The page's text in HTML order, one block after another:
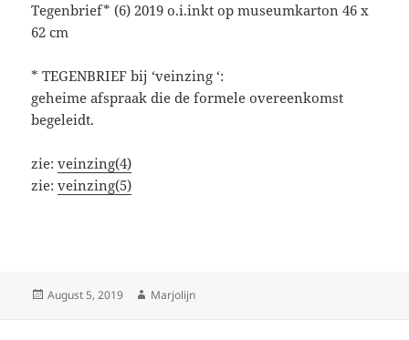
Tegenbrief* (6) 2019 o.i.inkt op museumkarton 46 x
62 cm
* TEGENBRIEF bij ‘veinzing ‘:
geheime afspraak die de formele overeenkomst
begeleidt.
zie:veinzing(4)
zie:veinzing(5)
Posted
August 5, 2019 Author
Marjolijn